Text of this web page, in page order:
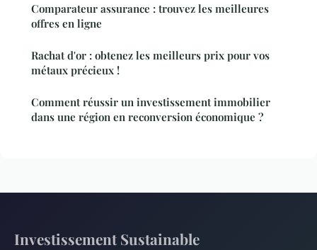
Comparateur assurance : trouvez les meilleures
offres en ligne
Rachat d'or : obtenez les meilleurs prix pour vos
métaux précieux !
Comment réussir un investissement immobilier
dans une région en reconversion économique ?
Investissement Sustainable